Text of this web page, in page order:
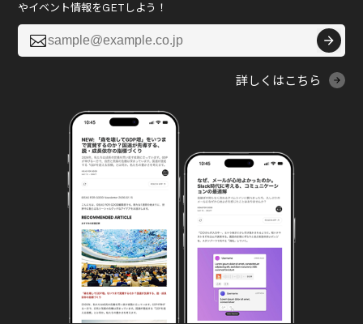
やイベント情報をGETしよう！

詳しくはこちら